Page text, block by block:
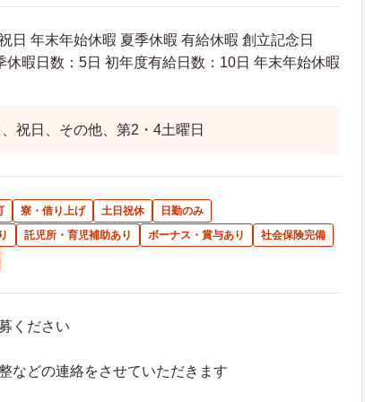
日 年末年始休暇 夏季休暇 有給休暇 創立記念日
休暇日数：5日 初年度有給日数：10日 年末年始休暇
祝日、その他、第2・4土曜日
寮・借り上げ 土日祝休
日勤のみ
託児所・育児補助あり ボーナス・賞与あり
社会保険完備
ください
などの連絡をさせていただきます